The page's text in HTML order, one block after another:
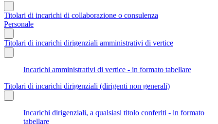
Titolari di incarichi di collaborazione o consulenza
Personale
Titolari di incarichi dirigenziali amministrativi di vertice
Incarichi amministrativi di vertice - in formato tabellare
Titolari di incarichi dirigenziali (dirigenti non generali)
Incarichi dirigenziali, a qualsiasi titolo conferiti - in formato
tabellare